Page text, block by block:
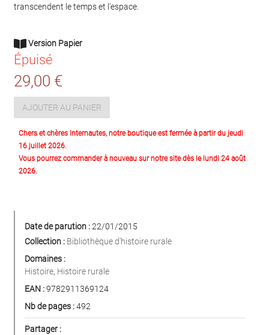
transcendent le temps et l'espace.
Version Papier
Épuisé
29,00 €
AJOUTER AU PANIER
Chers et chères Internautes, notre boutique est fermée à partir du jeudi
16 juillet 2026.
Vous pourrez commander à nouveau sur notre site dès le lundi 24 août
2026.
Date de parution :22/01/2015
Collection : Bibliothèque d'histoire rurale
Domaines :
Histoire, Histoire rurale
EAN :9782911369124
Nb de pages :492
Partager :